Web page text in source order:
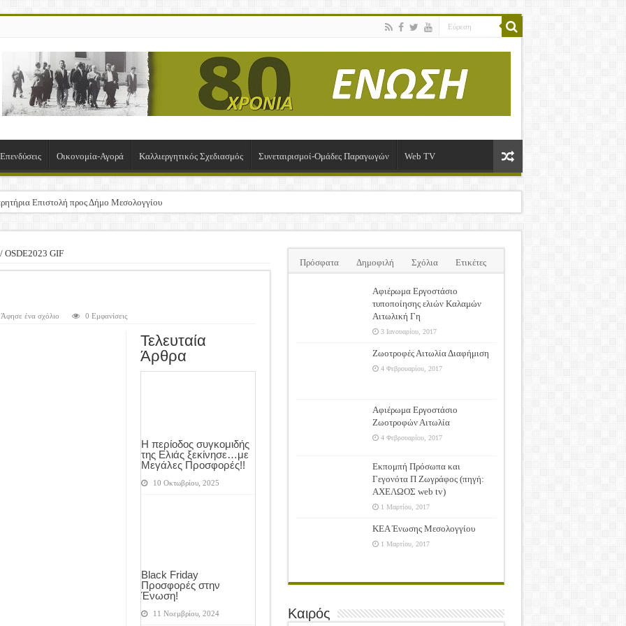
Οικονομία-Αγορά Καλλιεργητικός Σχεδιασμός Συνεταιρισμοί-Ομάδες Παραγωγών Web TV
Επιστολή προς Δήμο Μεσολογγίου
της Πρόσκλησης Σχεδίων Βελτίωσης
Αγροτικού Συνεταιρισμού Μεσολογγίου-Ναυπακτίας ”Η Ένωση”
ξεκίνησε…με Μεγάλες Προσφορές!!
/ OSDE2023 GIF
Άφησε ένα σχόλιο 0 Εμφανίσεις
Τελευταία
Άρθρα
Η περίοδος συγκομιδής
της Ελιάς ξεκίνησε…με
Μεγάλες Προσφορές!!
10 Οκτωβρίου, 2025
Black Friday
Προσφορές στην
Ένωση!
11 Νοεμβρίου, 2024
Πρόσφατα Δημοφιλή Σχόλια Ετικέτες
Αφιέρωμα Εργοστάσιο
τυποποίησης ελιών Καλαμών
Αιτωλική Γη
3 Ιανουαρίου, 2017
Ζωοτροφές Αιτωλία Διαφήμιση
4 Φεβρουαρίου, 2017
Αφιέρωμα Εργοστάσιο
Ζωοτροφών Αιτωλία
4 Φεβρουαρίου, 2017
Εκπομπή Πρόσωπα και
Γεγονότα Π Ζωγράφος (πηγή:
ΑΧΕΛΩΟΣ web tv)
1 Μαρτίου, 2017
ΚΕΑ Ένωσης Μεσολογγίου
1 Μαρτίου, 2017
Καιρός